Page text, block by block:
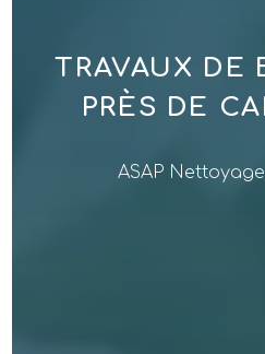
TRAVAUX DE
PRÈS DE
ASAP